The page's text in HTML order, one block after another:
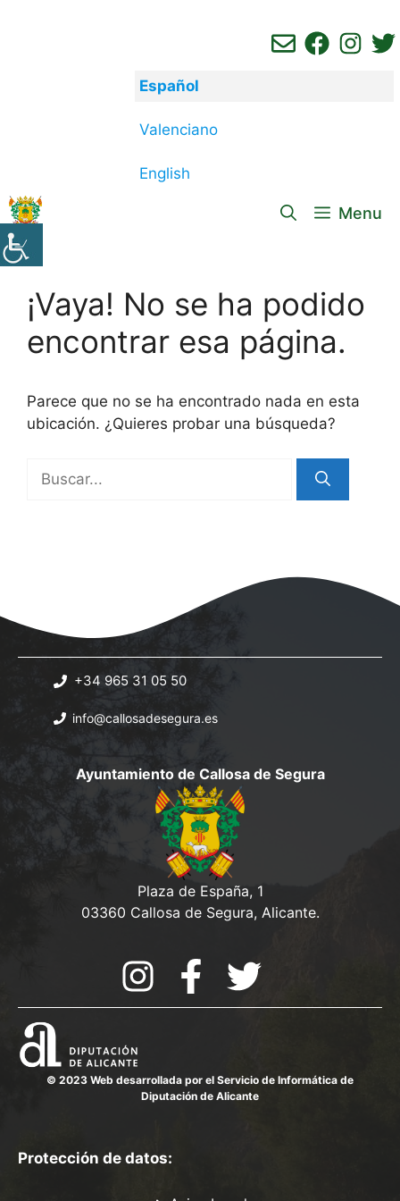
Español
Valenciano
English
Menu
¡Vaya! No se ha podido
encontrar esa página.
Parece que no se ha encontrado nada en esta
ubicación. ¿Quieres probar una búsqueda?
+34 965 31 05 50
info@callosadesegura.es
Ayuntamiento de Callosa de Segura
Plaza de España, 1
03360 Callosa de Segura, Alicante.
© 2023 Web desarrollada por el Servicio de Informática de
Diputación de Alicante
Protección de datos: